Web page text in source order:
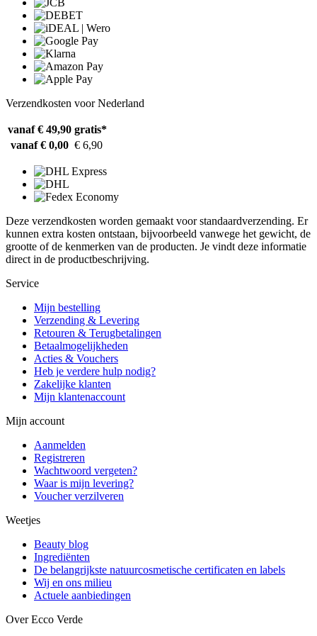
Verzendkosten voor Nederland
vanaf € 49,90 gratis*
vanaf € 0,00 € 6,90
Deze verzendkosten worden gemaakt voor standaardverzending. Er
kunnen extra kosten ontstaan, bijvoorbeeld vanwege het gewicht, de
grootte of de kenmerken van de producten. Je vindt deze informatie
direct in de productbeschrijving.
Service
Mijn bestelling
Verzending & Levering
Retouren & Terugbetalingen
Betaalmogelijkheden
Acties & Vouchers
Heb je verdere hulp nodig?
Zakelijke klanten
Mijn klantenaccount
Mijn account
Aanmelden
Registreren
Wachtwoord vergeten?
Waar is mijn levering?
Voucher verzilveren
Weetjes
Beauty blog
Ingrediënten
De belangrijkste natuurcosmetische certificaten en labels
Wij en ons milieu
Actuele aanbiedingen
Over Ecco Verde